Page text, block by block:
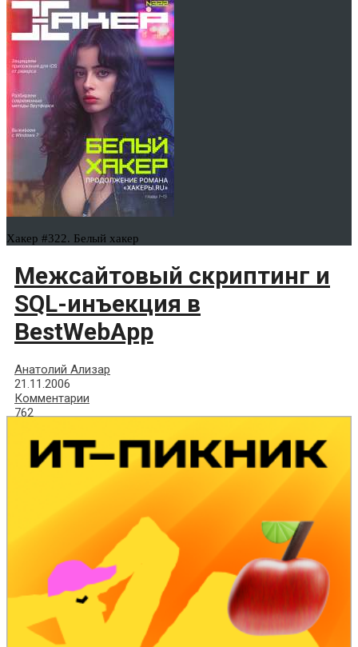
Хакер #322. Белый хакер
Межсайтовый скриптинг и
SQL-инъекция в
BestWebApp
Анатолий Ализар
21.11.2006
Комментарии
762